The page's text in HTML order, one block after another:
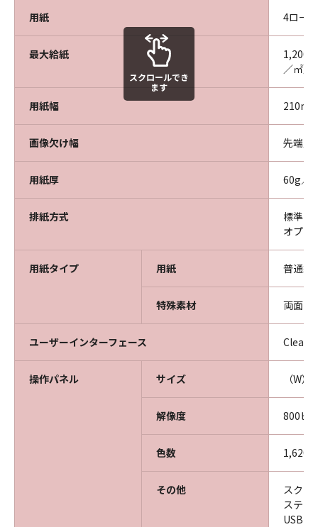
用紙 4ロー
最大給紙
／㎡）
用紙幅
画像欠け幅 先端／
用紙厚 60g／
排紙方式
標準：
オプシ
用紙タイプ 用紙 普通紙
特殊素材 両面マ
ユーザーインターフェース
操作パネル サイズ （W
解像度 800ピ
色数 1,620
その他
スクリ
ステー
USB
スクロールでき
ます